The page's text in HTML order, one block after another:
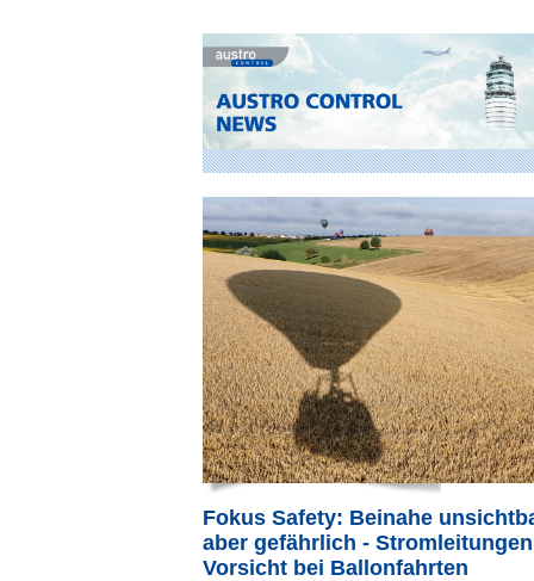
Fokus Safety: Beinahe
aber gefährlich -
Vorsicht bei Ballonfahrten